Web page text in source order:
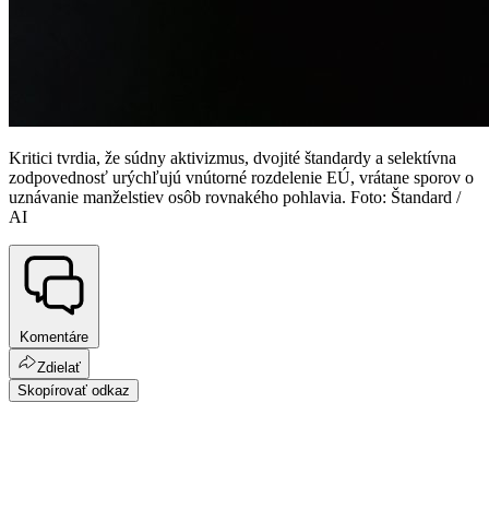
Kritici tvrdia, že súdny aktivizmus, dvojité štandardy a selektívna
zodpovednosť urýchľujú vnútorné rozdelenie EÚ, vrátane sporov o
uznávanie manželstiev osôb rovnakého pohlavia. Foto: Štandard /
AI
Komentáre
Zdielať
Skopírovať odkaz